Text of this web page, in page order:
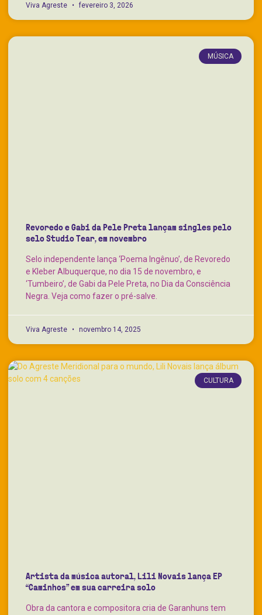
Viva Agreste fevereiro 3, 2026
MÚSICA
Revoredo e Gabi da Pele Preta lançam singles pelo
selo Studio Tear, em novembro
Selo independente lança ‘Poema Ingênuo’, de Revoredo
e Kleber Albuquerque, no dia 15 de novembro, e
‘Tumbeiro’, de Gabi da Pele Preta, no Dia da Consciência
Negra. Veja como fazer o pré-salve.
Viva Agreste novembro 14, 2025
CULTURA
Artista da música autoral, Lili Novais lança EP
“Caminhos” em sua carreira solo
Obra da cantora e compositora cria de Garanhuns tem